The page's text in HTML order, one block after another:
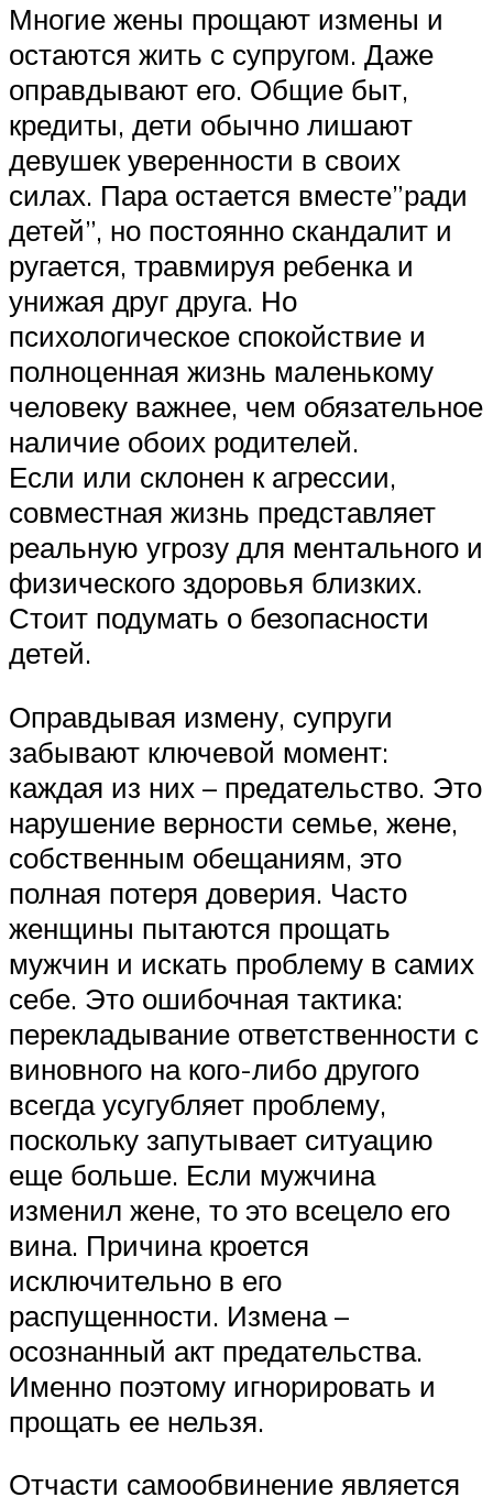
Многие жены прощают измены и
остаются жить с супругом. Даже
оправдывают его. Общие быт,
кредиты, дети обычно лишают
девушек уверенности в своих
силах. Пара остается вместе”ради
детей”, но постоянно скандалит и
ругается, травмируя ребенка и
унижая друг друга. Но
психологическое спокойствие и
полноценная жизнь маленькому
человеку важнее, чем обязательное
наличие обоих родителей.
Если или склонен к агрессии,
совместная жизнь представляет
реальную угрозу для ментального и
физического здоровья близких.
Стоит подумать о безопасности
детей.
Оправдывая измену, супруги
забывают ключевой момент:
каждая из них – предательство. Это
нарушение верности семье, жене,
собственным обещаниям, это
полная потеря доверия. Часто
женщины пытаются прощать
мужчин и искать проблему в самих
себе. Это ошибочная тактика:
перекладывание ответственности с
виновного на кого-либо другого
всегда усугубляет проблему,
поскольку запутывает ситуацию
еще больше. Если мужчина
изменил жене, то это всецело его
вина. Причина кроется
исключительно в его
распущенности. Измена –
осознанный акт предательства.
Именно поэтому игнорировать и
прощать ее нельзя.
Отчасти самообвинение является